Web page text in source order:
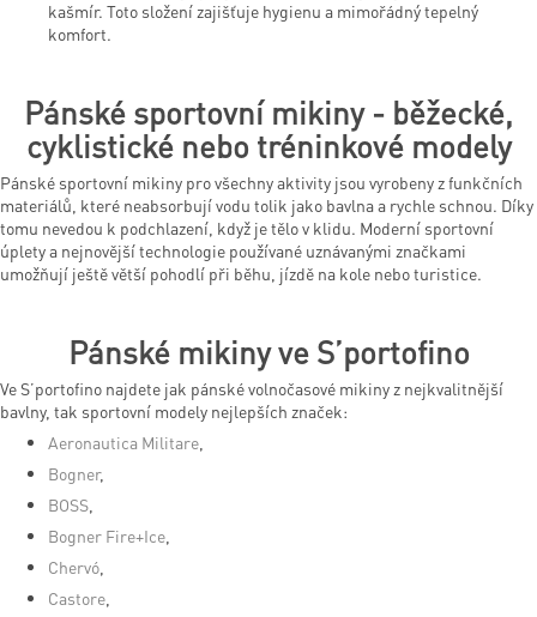
kašmír. Toto složení zajišťuje hygienu a mimořádný tepelný
komfort.
Pánské sportovní mikiny - běžecké,
cyklistické nebo tréninkové modely
Pánské sportovní mikiny pro všechny aktivity jsou vyrobeny z funkčních
materiálů, které neabsorbují vodu tolik jako bavlna a rychle schnou. Díky
tomu nevedou k podchlazení, když je tělo v klidu. Moderní sportovní
úplety a nejnovější technologie používané uznávanými značkami
umožňují ještě větší pohodlí při běhu, jízdě na kole nebo turistice.
Pánské mikiny ve S’portofino
Ve S’portofino najdete jak pánské volnočasové mikiny z nejkvalitnější
bavlny, tak sportovní modely nejlepších značek:
Aeronautica Militare
Bogner,
BOSS
Bogner Fire+Ice
Chervó
Castore